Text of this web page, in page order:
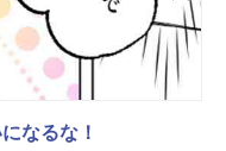
なるな！